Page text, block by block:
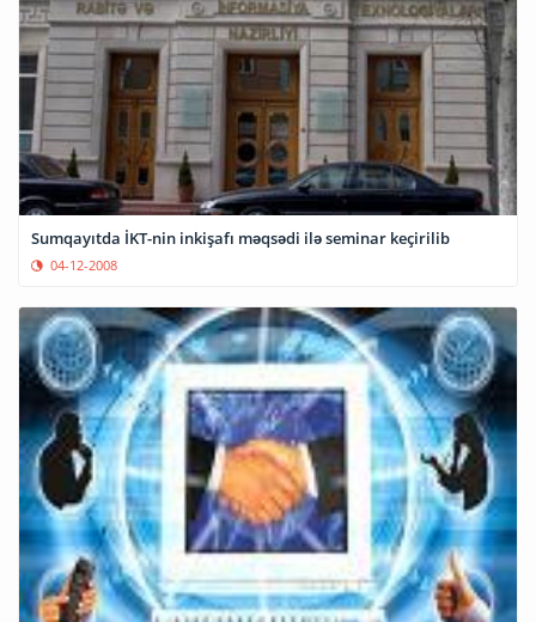
Sumqayıtda İKT-nin inkişafı məqsədi ilə seminar keçirilib
04-12-2008